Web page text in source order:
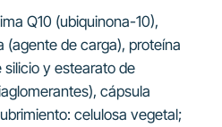
Q10 (ubiquinona-10),
(agente de carga), proteína
silicio y estearato de
cápsula
celulosa vegetal;